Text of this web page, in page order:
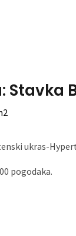
Stavka
ukras-
pogodaka.